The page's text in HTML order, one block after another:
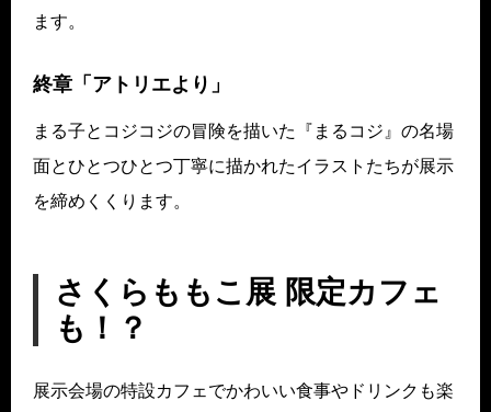
ます。
終章「アトリエより」
まる子とコジコジの冒険を描いた『まるコジ』の名場
面とひとつひとつ丁寧に描かれたイラストたちが展示
を締めくくります。
さくらももこ展 限定カフェ
も！？
展示会場の特設カフェでかわいい食事やドリンクも楽